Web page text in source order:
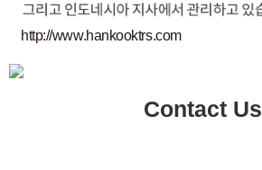
http://www.hankooktrs.com
Contact Us